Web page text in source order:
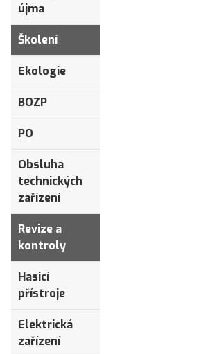
újma
Školení
Ekologie
BOZP
PO
Obsluha
technických
zařízení
Revize a
kontroly
Hasicí
přístroje
Elektrická
zařízení